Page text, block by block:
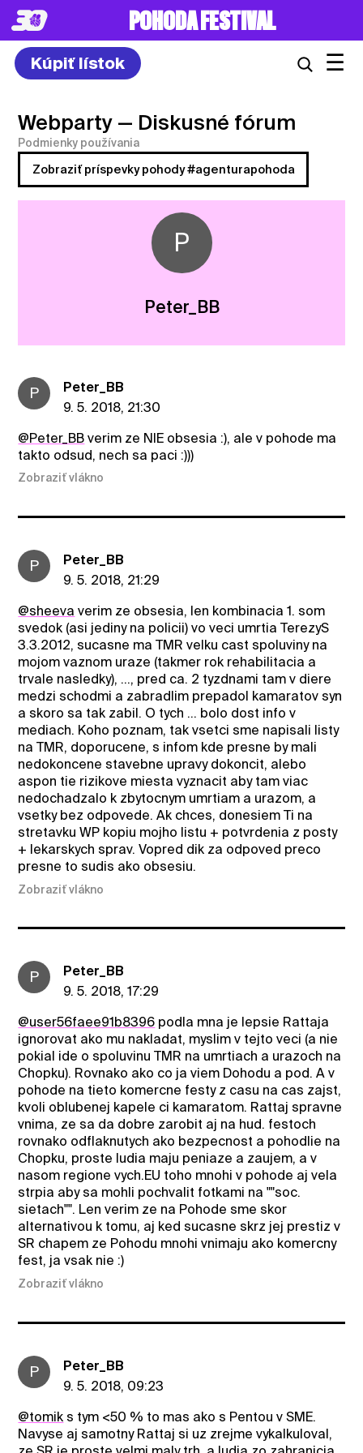
POHODA FESTIVAL
Kúpiť lístok ☰
Webparty — Diskusné fórum
Podmienky používania
Zobraziť príspevky pohody #agenturapohoda
P
Peter_BB
P
Peter_BB
9. 5. 2018, 21:30
@Peter_BB verim ze NIE obsesia :), ale v pohode ma
takto odsud, nech sa paci :)))
Zobraziť vlákno
P
Peter_BB
9. 5. 2018, 21:29
@sheeva verim ze obsesia, len kombinacia 1. som
svedok (asi jediny na policii) vo veci umrtia TerezyS
3.3.2012, sucasne ma TMR velku cast spoluviny na
mojom vaznom uraze (takmer rok rehabilitacia a
trvale nasledky), ..., pred ca. 2 tyzdnami tam v diere
medzi schodmi a zabradlim prepadol kamaratov syn
a skoro sa tak zabil. O tych ... bolo dost info v
mediach. Koho poznam, tak vsetci sme napisali listy
na TMR, doporucene, s infom kde presne by mali
nedokoncene stavebne upravy dokoncit, alebo
aspon tie rizikove miesta vyznacit aby tam viac
nedochadzalo k zbytocnym umrtiam a urazom, a
vsetky bez odpovede. Ak chces, donesiem Ti na
stretavku WP kopiu mojho listu + potvrdenia z posty
+ lekarskych sprav. Vopred dik za odpoved preco
presne to sudis ako obsesiu.
Zobraziť vlákno
P
Peter_BB
9. 5. 2018, 17:29
@user56faee91b8396 podla mna je lepsie Rattaja
ignorovat ako mu nakladat, myslim v tejto veci (a nie
pokial ide o spoluvinu TMR na umrtiach a urazoch na
Chopku). Rovnako ako co ja viem Dohodu a pod. A v
pohode na tieto komercne festy z casu na cas zajst,
kvoli oblubenej kapele ci kamaratom. Rattaj spravne
vnima, ze sa da dobre zarobit aj na hud. festoch
rovnako odflaknutych ako bezpecnost a pohodlie na
Chopku, proste ludia maju peniaze a zaujem, a v
nasom regione vych.EU toho mnohi v pohode aj vela
strpia aby sa mohli pochvalit fotkami na ""soc.
sietach"". Len verim ze na Pohode sme skor
alternativou k tomu, aj ked sucasne skrz jej prestiz v
SR chapem ze Pohodu mnohi vnimaju ako komercny
fest, ja vsak nie :)
Zobraziť vlákno
P
Peter_BB
9. 5. 2018, 09:23
@tomik s tym <50 % to mas ako s Pentou v SME.
Navyse aj samotny Rattaj si uz zrejme vykalkuloval,